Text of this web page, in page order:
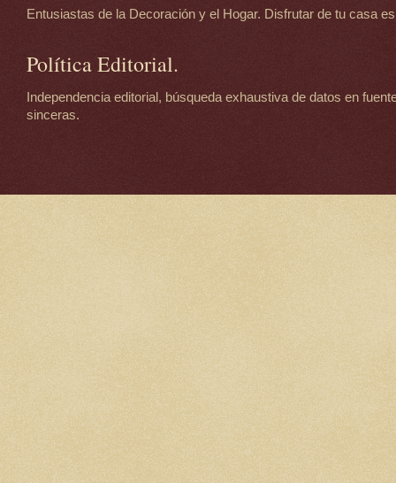
Entusiastas de la Decoración y el Hogar. Disfrutar de tu casa
Política Editorial.
Independencia editorial, búsqueda exhaustiva de datos en
sinceras.